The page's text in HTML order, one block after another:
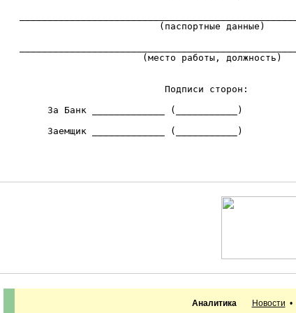
                            (паспортные данные)
                         (место работы, должность)
                             Подписи сторон:
        За Банк _____________ (___________)
        Заемщик _____________ (___________)
Аналитика Новости •